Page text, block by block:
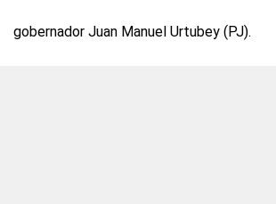
gobernador Juan Manuel Urtubey (PJ).